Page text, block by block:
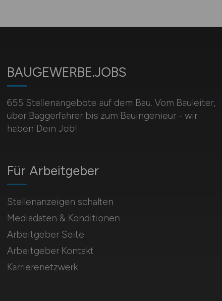
BAUGEWERBE.JOBS
655 Stellenangebote auf dem Bau. Vom Bauleiter,
über Baggerfahrer bis zum Bauingenieur - wir
haben Dein Job!
Für Arbeitgeber
Stellenanzeigen schalten
Mediadaten & Konditionen
Arbeitgeber Seite
Arbeitgeber Kontakt
Karrierenetzwerk